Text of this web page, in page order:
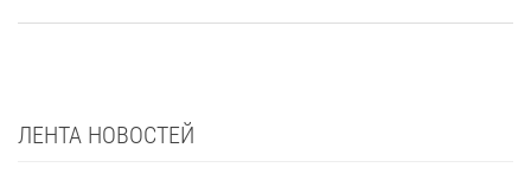
ЛЕНТА НОВОСТЕЙ